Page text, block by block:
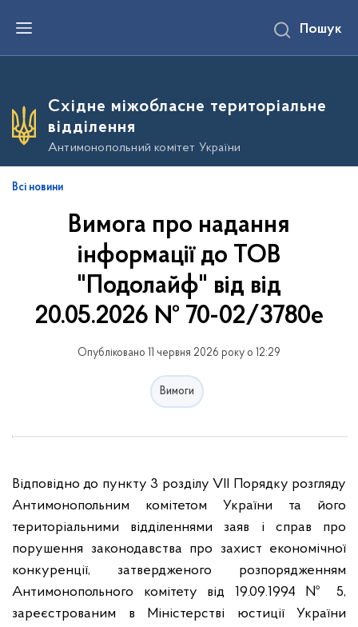
е
о
о
в
Пошук
Східне міжобласне територіальне
відділення
Антимонопольний комітет України
Всі новини
Вимога про надання
інформації до ТОВ
"Подолайф" від від
20.05.2026 № 70-02/3780е
Опубліковано 11 червня 2026 року о 12:29
Вимоги
Відповідно до пункту 3 розділу VII Порядку розгляду
Антимонопольним комітетом України та його
територіальними відділеннями заяв і справ про
порушення законодавства про захист економічної
конкуренції, затвердженого розпорядженням
Антимонопольного комітету від 19.09.1994 № 5,
зареєстрованим в Міністерстві юстиції України